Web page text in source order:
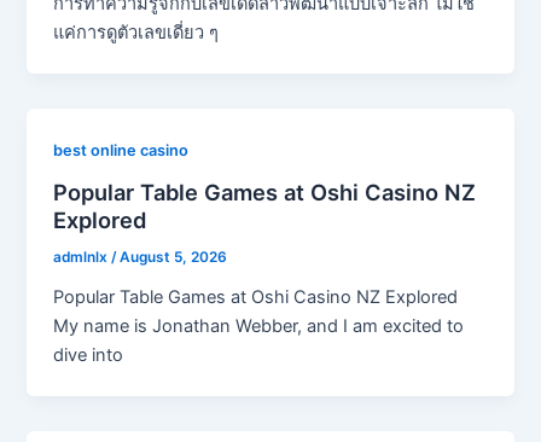
แค่การดูตัวเลขเดี่ยว ๆ
best online casino
Popular Table Games at Oshi Casino NZ
Explored
admlnlx/August 5, 2026
Popular Table Games at Oshi Casino NZ Explored
My name is Jonathan Webber, and I am excited to
dive into